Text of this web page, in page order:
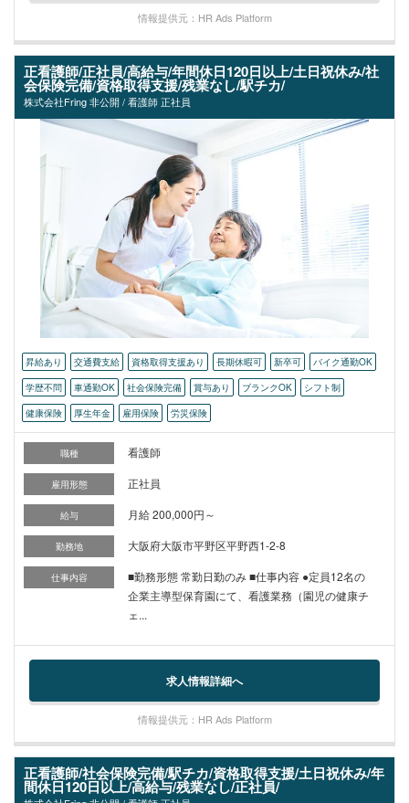
情報提供元：HR Ads Platform
正看護師/正社員/高給与/年間休日120日以上/土日祝休み/社
会保険完備/資格取得支援/残業なし/駅チカ/
株式会社Fring 非公開 / 看護師 正社員
昇給あり 交通費支給 資格取得支援あり 長期休暇可 新卒可
バイク通勤OK
学歴不問
車通勤OK 社会保険完備 賞与あり ブランクOK
シフト制
健康保険
厚生年金 雇用保険 労災保険
職種 看護師
雇用形態 正社員
給与 月給 200,000円～
勤務地 大阪府大阪市平野区平野西1-2-8
仕事内容
■勤務形態 常勤日勤のみ ■仕事内容 ●定員12名の
企業主導型保育園にて、看護業務（園児の健康チ
ェ...
求人情報詳細へ
情報提供元：HR Ads Platform
正看護師/社会保険完備/駅チカ/資格取得支援/土日祝休み/年
間休日120日以上/高給与/残業なし/正社員/